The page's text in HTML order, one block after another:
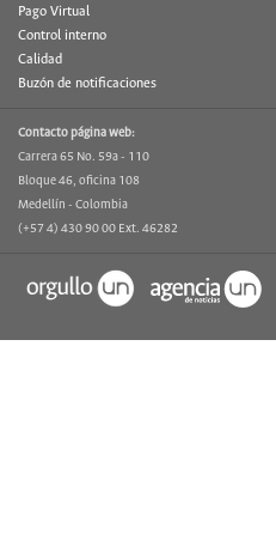
Pago Virtual
Control interno
Calidad
Buzón de notificaciones
Contacto página web:
Carrera 65 No. 59a - 110
Bloque 46, oficina 108
Medellín - Colombia
(+57 4) 430 90 00 Ext. 46282